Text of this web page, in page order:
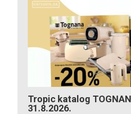
Tropic katalog
31.8.2026.